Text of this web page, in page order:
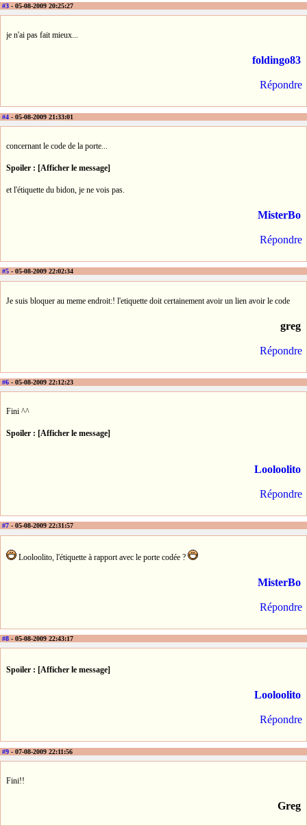
#3 - 05-08-2009 20:25:27
je n'ai pas fait mieux...
foldingo83
Répondre
#4 - 05-08-2009 21:33:01
concernant le code de la porte...
Spoiler : [Afficher le message]
et l'étiquette du bidon, je ne vois pas.
MisterBo
Répondre
#5 - 05-08-2009 22:02:34
Je suis bloquer au meme endroit:! l'etiquette doit certainement avoir un lien avoir le code
greg
Répondre
#6 - 05-08-2009 22:12:23
Fini ^^
Spoiler : [Afficher le message]
Looloolito
Répondre
#7 - 05-08-2009 22:31:57
Looloolito, l'étiquette à rapport avec le porte codée ?
MisterBo
Répondre
#8 - 05-08-2009 22:43:17
Spoiler : [Afficher le message]
Looloolito
Répondre
#9 - 07-08-2009 22:11:56
Fini!!
Greg